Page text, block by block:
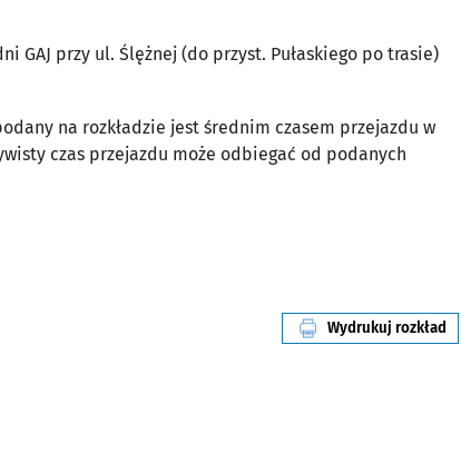
GAJ przy ul. Ślężnej (do przyst. Pułaskiego po trasie)
na rozkładzie jest średnim czasem przejazdu w
czas przejazdu może odbiegać od podanych
Wydrukuj rozkład
linii nr 2